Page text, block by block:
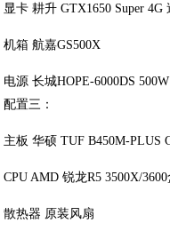
显卡 耕升 GTX1650 Super 4G
机箱 航嘉GS500X
电源 长城HOPE-6000DS 500W
配置三：
主板 华硕 TUF B450M-PLUS
CPU AMD 锐龙R5 3500X/
散热器 原装风扇